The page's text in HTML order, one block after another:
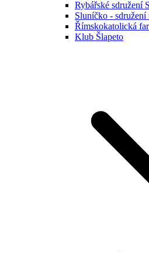
Rybářské sdružení
Sluníčko - sdružení
Římskokatolická
Klub Šlapeto